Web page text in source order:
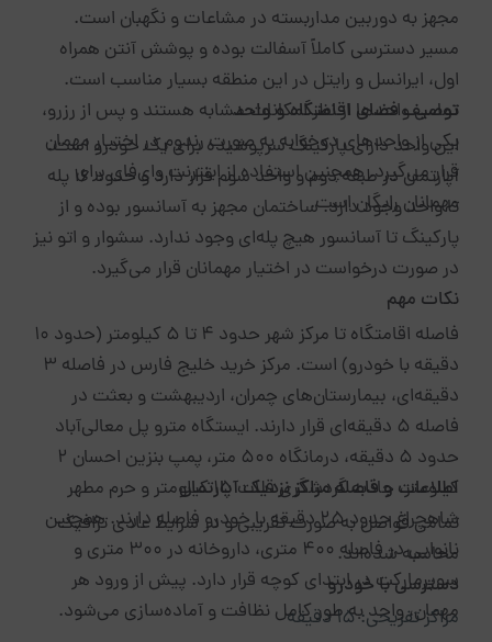
مجهز به دوربین مداربسته در مشاعات و نگهبان است.
مسیر دسترسی کاملاً آسفالت بوده و پوشش آنتن همراه
اول، ایرانسل و رایتل در این منطقه بسیار مناسب است.
تمامی واحدها از نظر امکانات مشابه هستند و پس از رزرو،
یکی از واحدهای دوخوابه به صورت رندوم در اختیار مهمان
قرار می‌گیرد. همچنین استفاده از اینترنت وای‌فای برای
مهمانان رایگان است.
توصیف فضای اقامتگاه و واحد
این واحد دارای پارکینگ سرپوشیده برای یک خودرو است.
آپارتمان در طبقه دوم و واحد سوم قرار دارد و حدود ۱۶ پله
تا واحد وجود دارد. ساختمان مجهز به آسانسور بوده و از
پارکینگ تا آسانسور هیچ پله‌ای وجود ندارد. سشوار و اتو نیز
در صورت درخواست در اختیار مهمانان قرار می‌گیرد.
نکات مهم
فاصله اقامتگاه تا مرکز شهر حدود ۴ تا ۵ کیلومتر (حدود ۱۰
دقیقه با خودرو) است. مرکز خرید خلیج فارس در فاصله ۳
دقیقه‌ای، بیمارستان‌های چمران، اردیبهشت و بعثت در
فاصله ۵ دقیقه‌ای قرار دارند. ایستگاه مترو پل معالی‌آباد
حدود ۵ دقیقه، درمانگاه ۵۰۰ متر، پمپ بنزین احسان ۲
کیلومتر، جاذبه گردشگری قلات ۱۵ کیلومتر و حرم مطهر
شاهچراغ حدود ۲۵ دقیقه با خودرو فاصله دارند. همچنین
نانوایی در فاصله ۴۰۰ متری، داروخانه در ۳۰۰ متری و
سوپرمارکت در ابتدای کوچه قرار دارد. پیش از ورود هر
مهمان، واحد به طور کامل نظافت و آماده‌سازی می‌شود.
اطلاعات و فاصله مراکز نزدیک آپارتمان
تمامی فواصل به صورت تقریبی و در شرایط عادی ترافیک
محاسبه شده‌اند.
دسترسی با خودرو
مراکز تفریحی: ۱۵ دقیقه